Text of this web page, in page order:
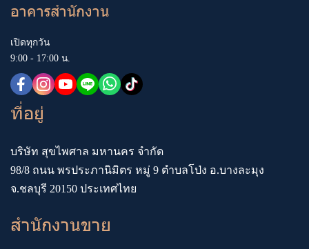
อาคารสำนักงาน
เปิดทุกวัน
9:00 - 17:00 น.
ที่อยู่
บริษัท สุขไพศาล มหานคร จำกัด
98/8 ถนน พรประภานิมิตร หมู่ 9 ตำบลโป่ง อ.บางละมุง
จ.ชลบุรี 20150 ประเทศไทย
สำนักงานขาย